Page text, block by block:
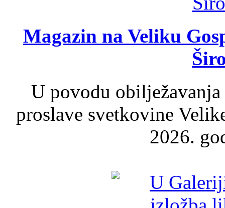
Magazin na Veliku
U povodu
proslave svetkovine
2026.